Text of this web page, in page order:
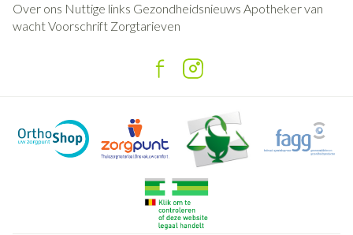
Over ons Nuttige links Gezondheidsnieuws Apotheker van
wachtVoorschrift Zorgtarieven